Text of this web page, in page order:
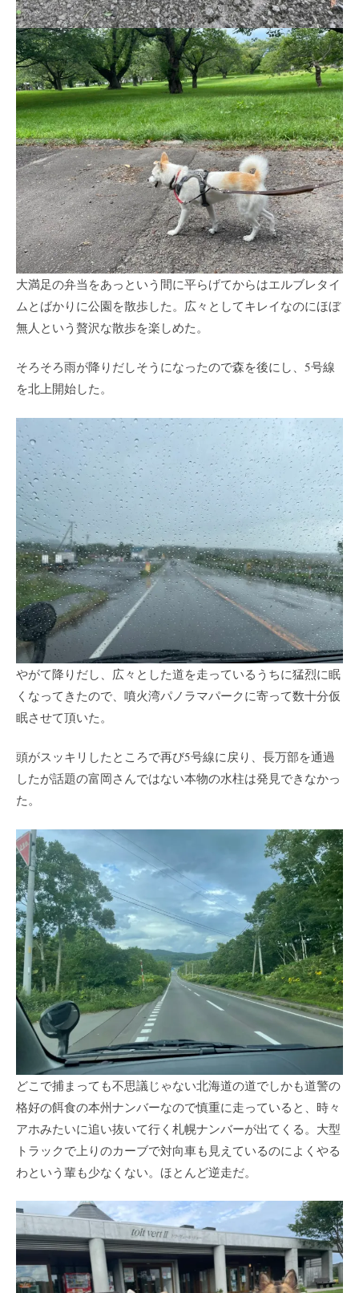
大満足の弁当をあっという間に平らげてからはエルブレタイ
ムとばかりに公園を散歩した。広々としてキレイなのにほぼ
無人という贅沢な散歩を楽しめた。
そろそろ雨が降りだしそうになったので森を後にし、5号線
を北上開始した。
やがて降りだし、広々とした道を走っているうちに猛烈に眠
くなってきたので、噴火湾パノラマパークに寄って数十分仮
眠させて頂いた。
頭がスッキリしたところで再び5号線に戻り、長万部を通過
したが話題の富岡さんではない本物の水柱は発見できなかっ
た。
どこで捕まっても不思議じゃない北海道の道でしかも道警の
格好の餌食の本州ナンバーなので慎重に走っていると、時々
アホみたいに追い抜いて行く札幌ナンバーが出てくる。大型
トラックで上りのカーブで対向車も見えているのによくやる
わという輩も少なくない。ほとんど逆走だ。